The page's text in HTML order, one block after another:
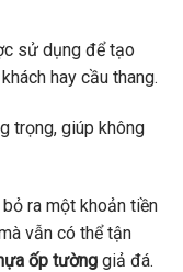
sử dụng để tạo
hay cầu thang.
trọng, giúp không
ra một khoản tiền
vẫn có thể tận
ốp tường giả đá.